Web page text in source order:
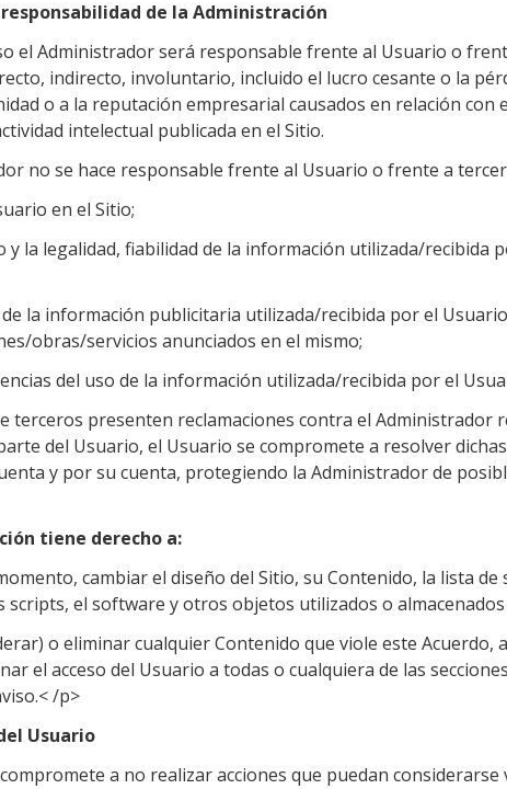
de la Administración
el Administrador será responsable frente al Usuario o
indirecto, involuntario, incluido el lucro cesante o la
o a la reputación empresarial causados ​​en relación con
intelectual publicada en el Sitio.
no se hace responsable frente al Usuario o frente a
en el Sitio;
y la legalidad, fiabilidad de la información utilizada/recibida
la información publicitaria utilizada/recibida por el
obras/servicios anunciados en el mismo;
del uso de la información utilizada/recibida por el
terceros presenten reclamaciones contra el Administrador
del Usuario, el Usuario se compromete a resolver
y por su cuenta, protegiendo la Administrador de
tiene derecho a:
cambiar el diseño del Sitio, su Contenido, la lista de
scripts, el software y otros objetos utilizados o almacenados
o eliminar cualquier Contenido que viole este Acuerdo,
el acceso del Usuario a todas o cualquiera de las
/p>
Usuario
a no realizar acciones que puedan